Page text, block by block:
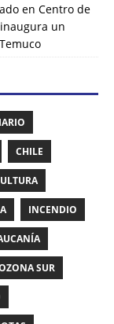
en Centro de
un
CHILE
INCENDIO
SUR